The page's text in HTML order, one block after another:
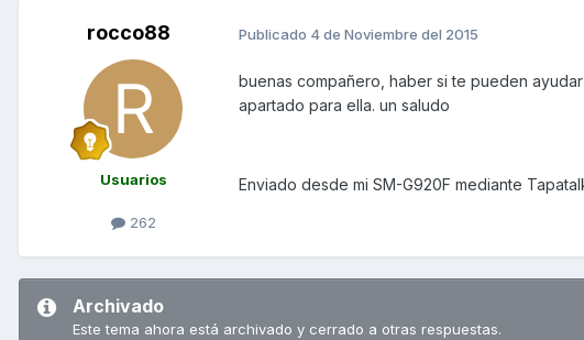
rocco88
Usuarios
262
Publicado 4 de Noviembre del 2015
buenas compañero, haber si te pueden
apartado para ella. un saludo
Enviado desde mi SM-G920F mediante
Archivado
Este tema ahora está archivado y cerrado a otras respuestas.